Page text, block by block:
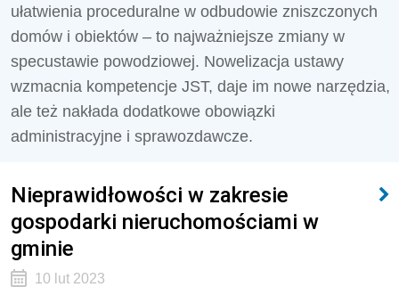
ułatwienia proceduralne w odbudowie zniszczonych
domów i obiektów – to najważniejsze zmiany w
specustawie powodziowej. Nowelizacja ustawy
wzmacnia kompetencje JST, daje im nowe narzędzia,
ale też nakłada dodatkowe obowiązki
administracyjne i sprawozdawcze.
Nieprawidłowości w zakresie
gospodarki nieruchomościami w
gminie
10 lut 2023